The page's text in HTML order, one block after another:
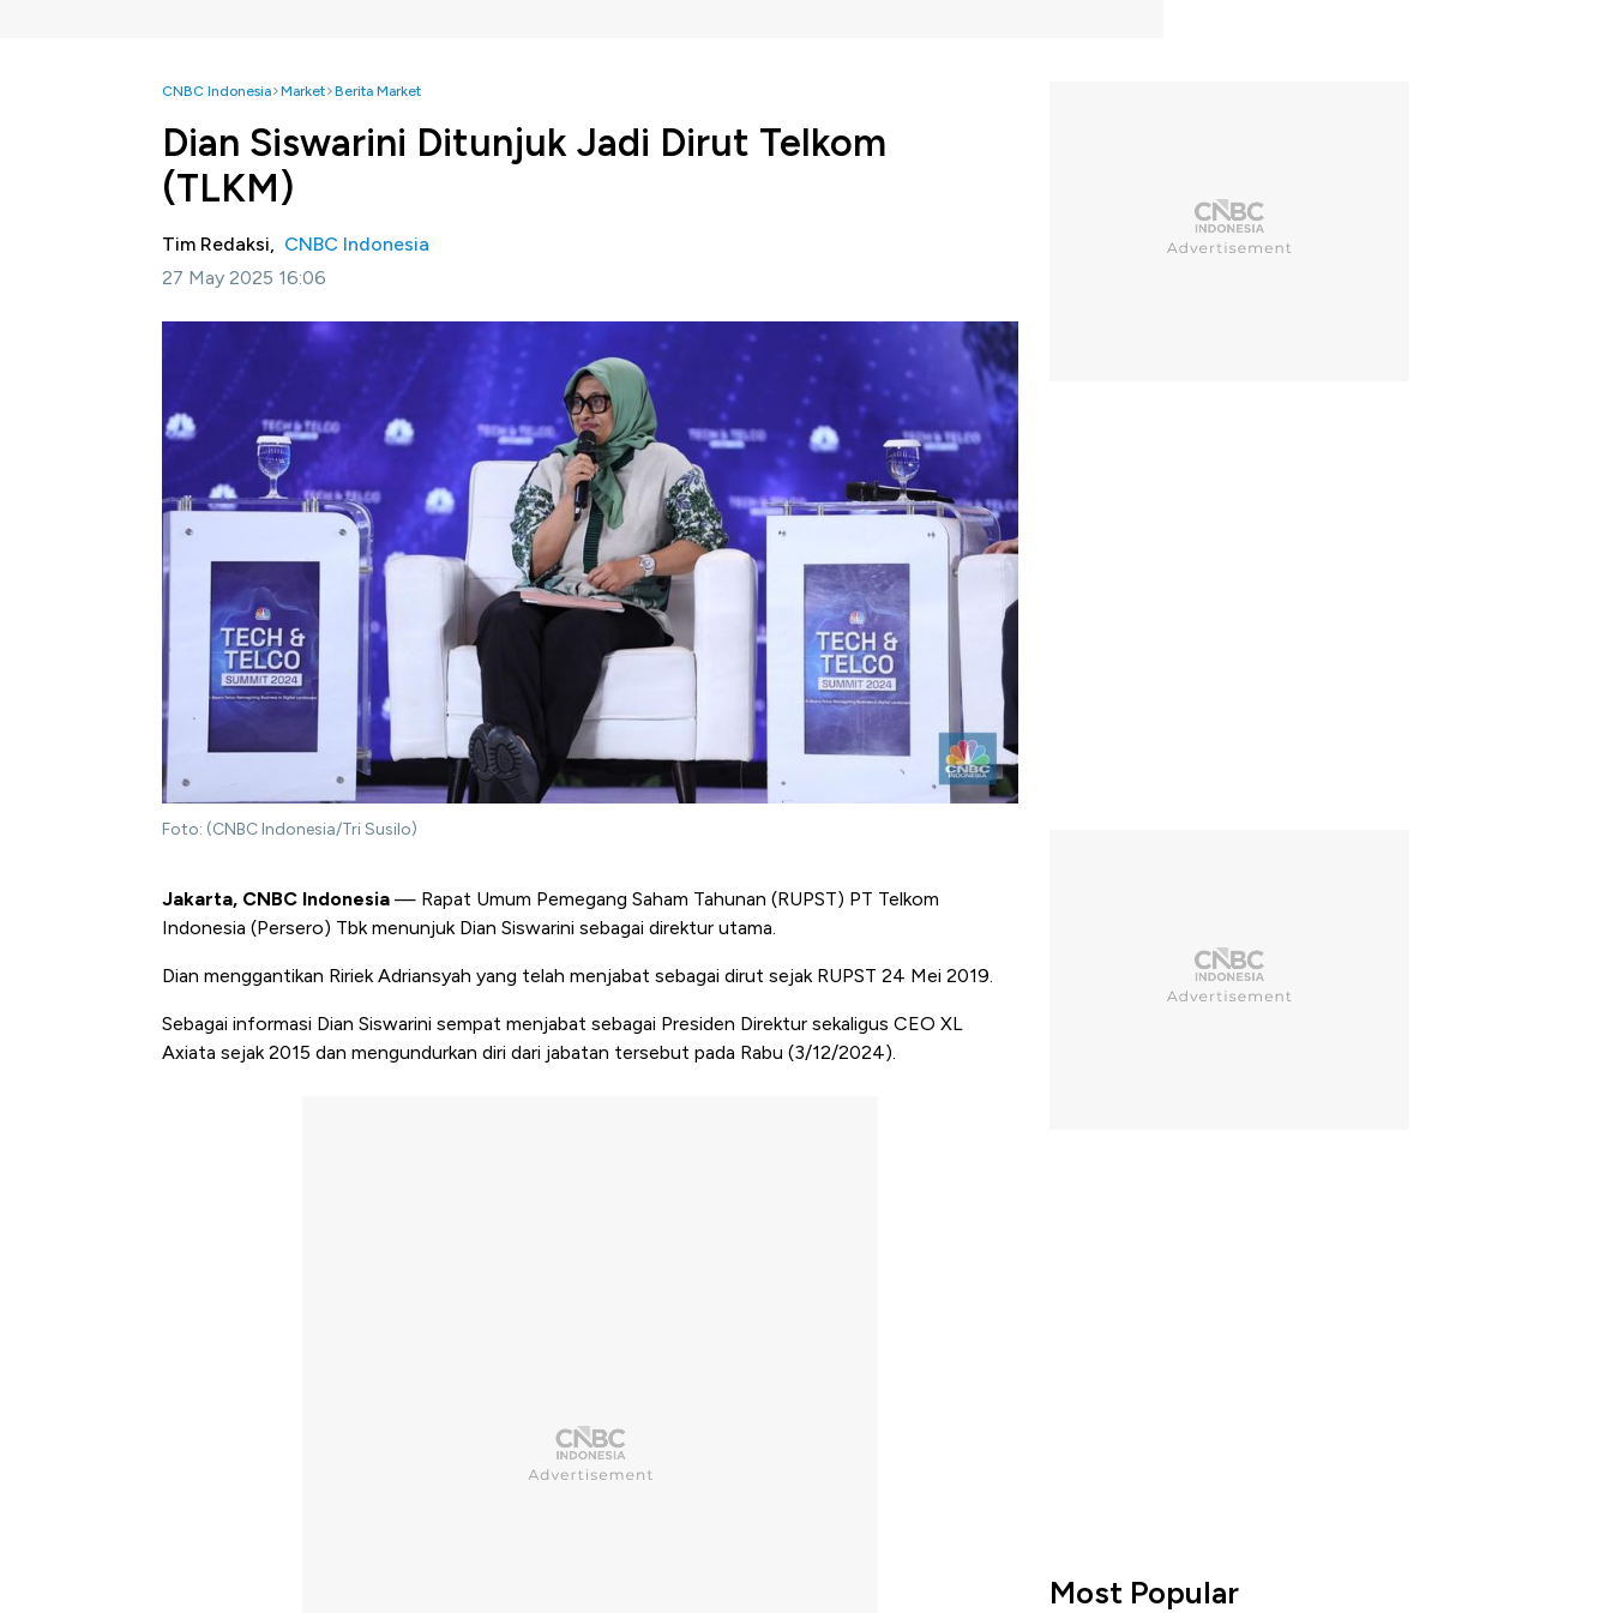
CNBC Indonesia Market Berita Market
Dian Siswarini Ditunjuk Jadi Dirut Telkom
(TLKM)
Tim Redaksi, CNBC Indonesia
27 May 2025 16:06
Foto: (CNBC Indonesia/Tri Susilo)
Jakarta, CNBC Indonesia — Rapat Umum Pemegang Saham Tahunan (RUPST) PT Telkom
Indonesia (Persero) Tbk menunjuk Dian Siswarini sebagai direktur utama.
Dian menggantikan Ririek Adriansyah yang telah menjabat sebagai dirut sejak RUPST 24 Mei 2019.
Sebagai informasi Dian Siswarini sempat menjabat sebagai Presiden Direktur sekaligus CEO XL
Axiata sejak 2015 dan mengundurkan diri dari jabatan tersebut pada Rabu (3/12/2024).
Most Popular